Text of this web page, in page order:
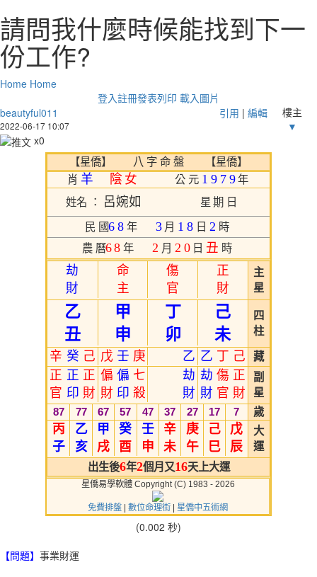
請問我什麼時候能找到下一
份工作?
Home Home
登入註冊發表列印 載入圖片
引用 | 編輯
beautyful011
2022-06-17 10:07
樓主
▼
x0
【星僑】 八 字 命 盤 【星僑】
肖 羊 陰女 公元 1979年
姓名 ：
呂婉如 星期日
民國68 年 3 月 18 日 2 時
農曆68年 2 月 20 日丑 時
主
星
正
財
傷
官
命
主
劫
財
四
柱
己
未
丁
卯
甲
申
乙
丑
藏
己
丁
乙
乙
庚
壬
戊
己
癸
辛
副
星
正
財
傷
官
劫
財
劫
財
七
殺
偏
印
偏
財
正
財
正
印
正
官
歲
7
17
27
37
47
57
67
77
87
大
運
戊
辰
己
巳
庚
午
辛
未
壬
申
癸
酉
甲
戌
乙
亥
丙
子
出生後6年2個月又16天上大運
星僑易學軟體 Copyright (C) 1983 - 2026
免費排盤 數位命理街 星僑中五術網
(0.002 秒)
【問題】 事業財運